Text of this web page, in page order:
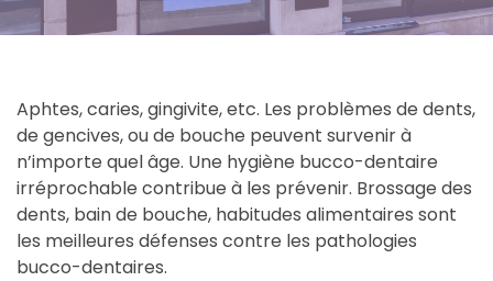
Aphtes, caries, gingivite, etc. Les problèmes de dents,
de gencives, ou de bouche peuvent survenir à
n’importe quel âge. Une hygiène bucco-dentaire
irréprochable contribue à les prévenir. Brossage des
dents, bain de bouche, habitudes alimentaires sont
les meilleures défenses contre les pathologies
bucco-dentaires.